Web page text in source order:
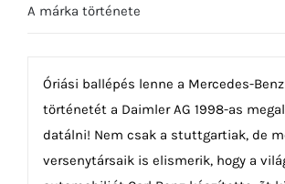
A márka története
Óriási ballépés lenne a Mercedes-
történetét a Daimler AG 1998-as
datálni! Nem csak a stuttgartiak, de
versenytársaik is elismerik, hogy a